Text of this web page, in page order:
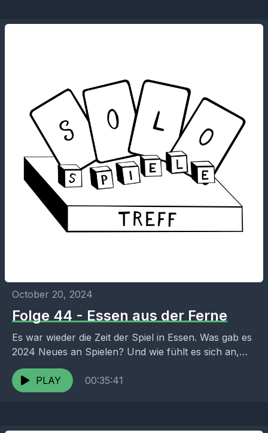
October 20, 2024
Folge 44 - Essen aus der Ferne
Es war wieder die Zeit der Spiel in Essen. Was gab es
2024 Neues an Spielen? Und wie fühlt es sich an,
nicht vor...
PLAY
00:35:41